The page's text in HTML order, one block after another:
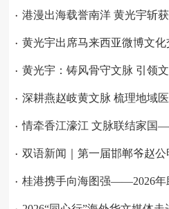
副局长李泰康
港漫出海载誉南洋 黄光宇斩
传播标杆
黄光宇出席马来西亚微博文
文旅IP深度交融
黄光宇：铸风骨守文脉 引领
深耕燕赵岐黄文脉 梳理地域
论》出版问世
情牵香江濠江 文脉联结家国
港澳赤子情
双语新闻｜第一届邯郸爷赵
桂港携手向海图强——2026年